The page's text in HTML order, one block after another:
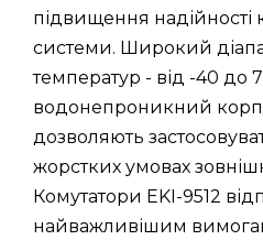
підвищення надійності
системи. Широкий
температур - від -40 до
водонепроникний
дозволяють
жорстких умовах
Комутатори EKI-9512
найважливішим